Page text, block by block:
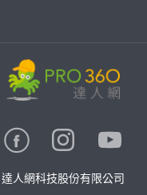
達人網科技股份有限公司